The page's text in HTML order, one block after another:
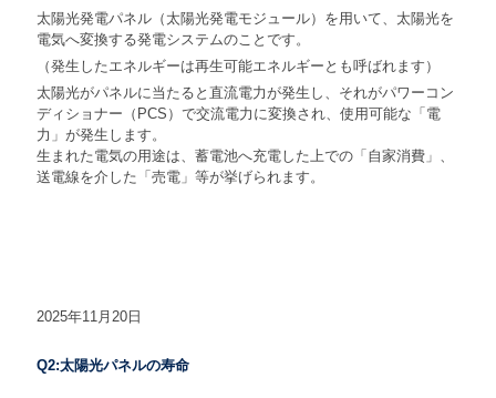
太陽光発電パネル（太陽光発電モジュール）を用いて、太陽光を
電気へ変換する発電システムのことです。
（発生したエネルギーは再生可能エネルギーとも呼ばれます）
太陽光がパネルに当たると直流電力が発生し、それがパワーコン
ディショナー（PCS）で交流電力に変換され、使用可能な「電
力」が発生します。
生まれた電気の用途は、蓄電池へ充電した上での「自家消費」、
送電線を介した「売電」等が挙げられます。
2025年11月20日
Q2:太陽光パネルの寿命